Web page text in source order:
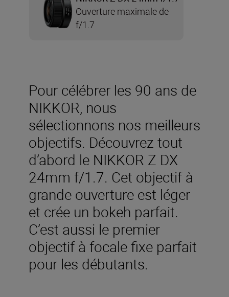
Pour célébrer les 90 ans de
NIKKOR, nous
sélectionnons nos meilleurs
objectifs. Découvrez tout
d’abord le NIKKOR Z DX
24mm f/1.7. Cet objectif à
grande ouverture est léger
et crée un bokeh parfait.
C’est aussi le premier
objectif à focale fixe parfait
pour les débutants.
Ouverture maximale de
f/1.7